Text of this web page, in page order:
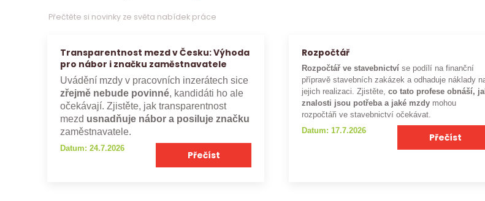
Přečtěte si novinky ze světa nabídek práce
Transparentnost mezd v Česku: Výhoda
pro nábor i značku zaměstnavatele
Uvádění mzdy v pracovních inzerátech sice
zřejmě nebude povinné, kandidáti ho ale
očekávají. Zjistěte, jak transparentnost
mezd usnadňuje nábor a posiluje značku
zaměstnavatele.
Datum: 24.7.2026
Přečíst
Rozpočtář
Rozpočtář ve stavebnictví se podílí na finanční
přípravě stavebních zakázek a odhaduje náklady
jejich realizaci. Zjistěte,co tato profese obnáší,
znalosti jsou potřeba a jaké mzdy mohou
rozpočtáři ve stavebnictví očekávat.
Datum: 17.7.2026
Přečíst